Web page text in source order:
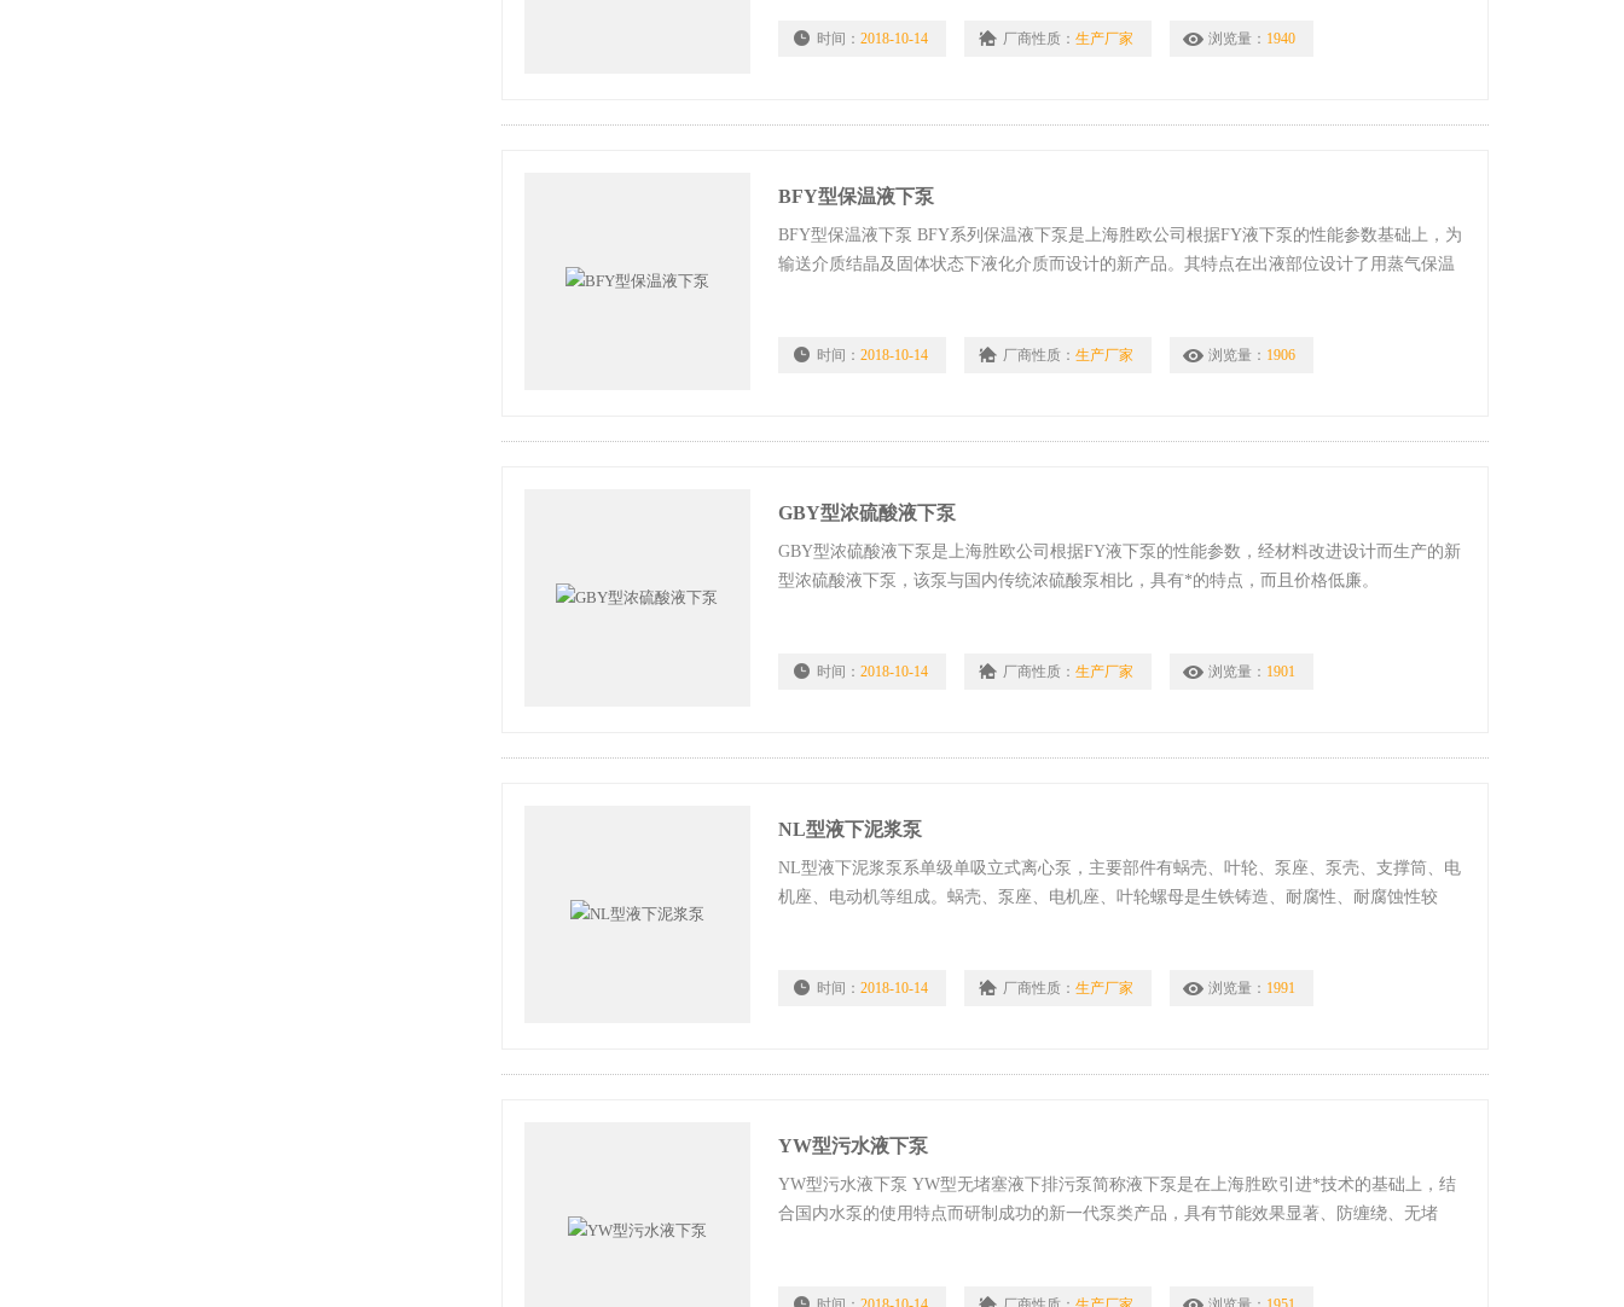
时间：2018-10-14 厂商性质：生产厂家 浏览量： 1940
BFY型保温液下泵
BFY型保温液下泵 BFY系列保温液下泵是上海胜欧公司根据FY液下泵的性能参数基础上，为
输送介质结晶及固体状态下液化介质而设计的新产品。其特点在出液部位设计了用蒸气保温
时间：2018-10-14 厂商性质：生产厂家 浏览量： 1906
GBY型浓硫酸液下泵
GBY型浓硫酸液下泵是上海胜欧公司根据FY液下泵的性能参数，经材料改进设计而生产的新
型浓硫酸液下泵，该泵与国内传统浓硫酸泵相比，具有*的特点，而且价格低廉。
时间：2018-10-14 厂商性质：生产厂家 浏览量： 1901
NL型液下泥浆泵
NL型液下泥浆泵系单级单吸立式离心泵，主要部件有蜗壳、叶轮、泵座、泵壳、支撑筒、电
机座、电动机等组成。蜗壳、泵座、电机座、叶轮螺母是生铁铸造、耐腐性、耐腐蚀性较
时间：2018-10-14 厂商性质：生产厂家 浏览量： 1991
YW型污水液下泵
YW型污水液下泵 YW型无堵塞液下排污泵简称液下泵是在上海胜欧引进*技术的基础上，结
合国内水泵的使用特点而研制成功的新一代泵类产品，具有节能效果显著、防缠绕、无堵